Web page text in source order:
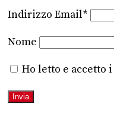
Indirizzo Email*
Nome
Ho letto e accetto i